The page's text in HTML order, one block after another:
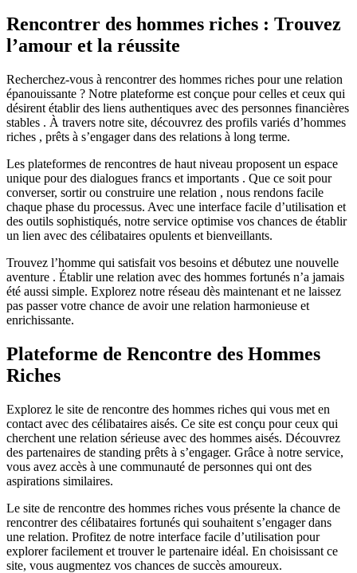
Rencontrer des hommes riches : Trouvez
l’amour et la réussite
Recherchez-vous à rencontrer des hommes riches pour une relation
épanouissante ? Notre plateforme est conçue pour celles et ceux qui
désirent établir des liens authentiques avec des personnes financières
stables . À travers notre site, découvrez des profils variés d’hommes
riches , prêts à s’engager dans des relations à long terme.
Les plateformes de rencontres de haut niveau proposent un espace
unique pour des dialogues francs et importants . Que ce soit pour
converser, sortir ou construire une relation , nous rendons facile
chaque phase du processus. Avec une interface facile d’utilisation et
des outils sophistiqués, notre service optimise vos chances de établir
un lien avec des célibataires opulents et bienveillants.
Trouvez l’homme qui satisfait vos besoins et débutez une nouvelle
aventure . Établir une relation avec des hommes fortunés n’a jamais
été aussi simple. Explorez notre réseau dès maintenant et ne laissez
pas passer votre chance de avoir une relation harmonieuse et
enrichissante.
Plateforme de Rencontre des Hommes
Riches
Explorez le site de rencontre des hommes riches qui vous met en
contact avec des célibataires aisés. Ce site est conçu pour ceux qui
cherchent une relation sérieuse avec des hommes aisés. Découvrez
des partenaires de standing prêts à s’engager. Grâce à notre service,
vous avez accès à une communauté de personnes qui ont des
aspirations similaires.
Le site de rencontre des hommes riches vous présente la chance de
rencontrer des célibataires fortunés qui souhaitent s’engager dans
une relation. Profitez de notre interface facile d’utilisation pour
explorer facilement et trouver le partenaire idéal. En choisissant ce
site, vous augmentez vos chances de succès amoureux.